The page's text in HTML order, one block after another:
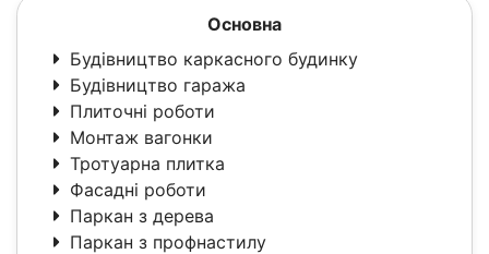
Основна
Будівництво каркасного будинку
Будівництво гаража
Плиточні роботи
Монтаж вагонки
Тротуарна плитка
Фасадні роботи
Паркан з дерева
Паркан з профнастилу